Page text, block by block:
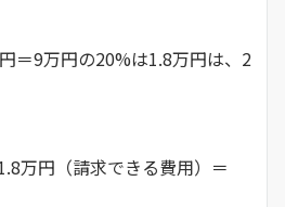
＝9万円の20%は1.8万円は、2
万円（請求できる費用）＝